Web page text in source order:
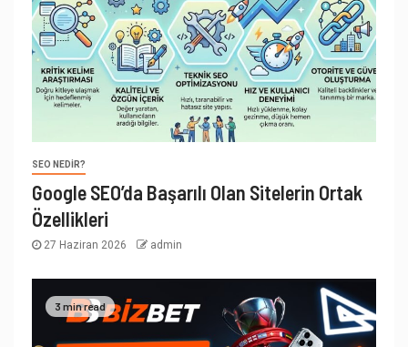
SEO NEDIR?
Google SEO’da Başarılı Olan Sitelerin Ortak
Özellikleri
27 Haziran 2026 admin
3 min read